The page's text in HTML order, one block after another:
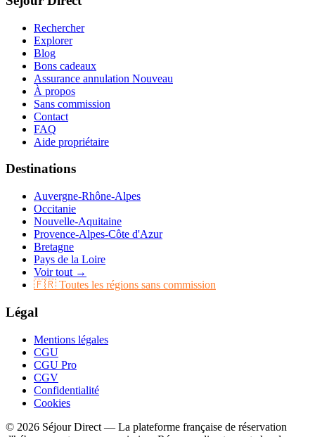
Rechercher
Explorer
Blog
Bons cadeaux
Assurance annulation Nouveau
À propos
Sans commission
Contact
FAQ
Aide propriétaire
Destinations
Auvergne-Rhône-Alpes
Occitanie
Nouvelle-Aquitaine
Provence-Alpes-Côte d'Azur
Bretagne
Pays de la Loire
Voir tout →
🇫🇷 Toutes les régions sans commission
Légal
Mentions légales
CGU
CGU Pro
CGV
Confidentialité
Cookies
© 2026 Séjour Direct — La plateforme française de réservation